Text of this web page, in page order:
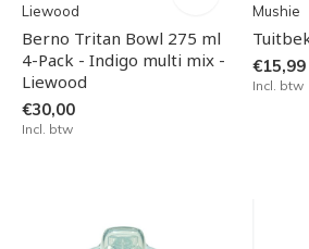
Liewood
Berno Tritan Bowl 275 ml
4-Pack - Indigo multi mix -
Liewood
€30,00
Incl. btw
Mushie
€15,99
Incl. btw